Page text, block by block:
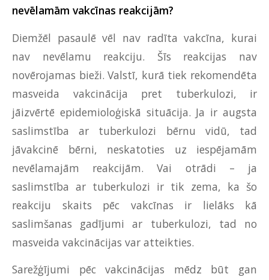
nevēlamām vakcīnas reakcijām?
Diemžēl pasaulē vēl nav radīta vakcīna, kurai
nav nevēlamu reakciju. Šīs reakcijas nav
novērojamas bieži. Valstī, kurā tiek rekomendēta
masveida vakcinācija pret tuberkulozi, ir
jāizvērtē epidemioloģiskā situācija. Ja ir augsta
saslimstība ar tuberkulozi bērnu vidū, tad
jāvakcinē bērni, neskatoties uz iespējamām
nevēlamajām reakcijām. Vai otrādi – ja
saslimstība ar tuberkulozi ir tik zema, ka šo
reakciju skaits pēc vakcīnas ir lielāks kā
saslimšanas gadījumi ar tuberkulozi, tad no
masveida vakcinācijas var atteikties.
Sarežģījumi pēc vakcinācijas mēdz būt gan